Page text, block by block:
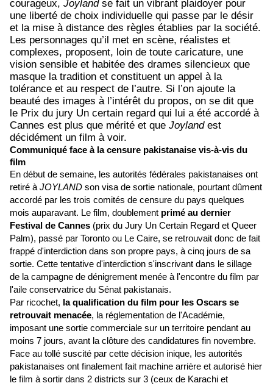
courageux, Joylandse fait un vibrant plaidoyer pour
une liberté de choix individuelle qui passe par le désir
et la mise à distance des règles établies par la société.
Les personnages qu’il met en scène, réalistes et
complexes, proposent, loin de toute caricature, une
vision sensible et habitée des drames silencieux que
masque la tradition et constituent un appel à la
tolérance et au respect de l’autre. Si l’on ajoute la
beauté des images à l’intérêt du propos, on se dit que
le Prix du jury Un certain regard qui lui a été accordé à
Cannes est plus que mérité et que Joylandest
décidément un film à voir.
Communiqué face à la censure pakistanaise vis-à-vis du
film
En début de semaine, les autorités fédérales pakistanaises ont
retiré à JOYLAND son visa de sortie nationale, pourtant dûment
accordé par les trois comités de censure du pays quelques
mois auparavant. Le film, doublement primé au dernier
Festival de Cannes (prix du Jury Un Certain Regard et Queer
Palm), passé par Toronto ou Le Caire, se retrouvait donc de fait
frappé d'interdiction dans son propre pays, à cinq jours de sa
sortie. Cette tentative d'interdiction s'inscrivant dans le sillage
de la campagne de dénigrement menée à l'encontre du film par
l'aile conservatrice du Sénat pakistanais.
Par ricochet, la qualification du film pour les Oscars se
retrouvait menacée, la réglementation de l'Académie,
imposant une sortie commerciale sur un territoire pendant au
moins 7 jours, avant la clôture des candidatures fin novembre.
Face au tollé suscité par cette décision inique, les autorités
pakistanaises ont finalement fait machine arrière et autorisé hier
le film à sortir dans 2 districts sur 3 (ceux de Karachi et